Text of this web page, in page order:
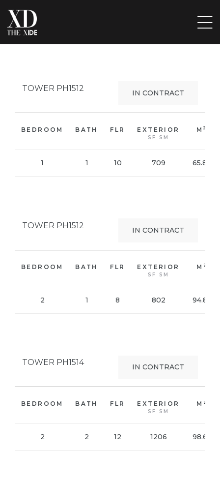
TOWER PH1512 IN CONTRACT
BEDROOM BATH FLR EXTERIOR
SF SM
M 2
1 1 10 709 65.86
TOWER PH1512 IN CONTRACT
BEDROOM BATH FLR EXTERIOR
SF SM
M 2
2 1 8 802 94.86
TOWER PH1514 IN CONTRACT
BEDROOM BATH FLR EXTERIOR
SF SM
M 2
2 2 12 1206 98.68